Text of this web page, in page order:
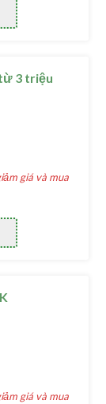
3 triệu
giá và mua
giá và mua